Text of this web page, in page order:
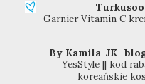
Garnier Vitamin C
By Kamila-JK-
YesStyle || kod
koreańskie